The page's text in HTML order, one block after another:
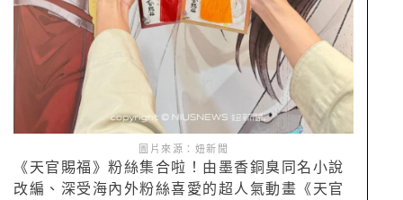
圖片來源：妞新聞
《天官賜福》粉絲集合啦！由墨香銅臭同名小說
改編、深受海內外粉絲喜愛的超人氣動畫《天官